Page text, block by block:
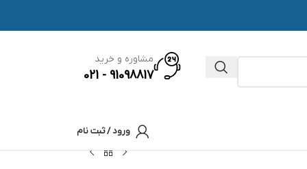
مشاوره و خرید
91098817 - 021
ورود / ثبت نام